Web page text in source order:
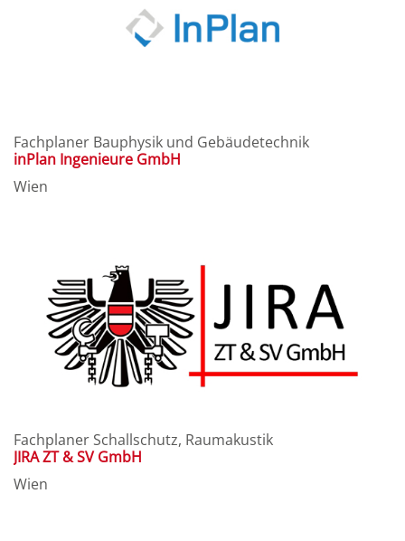
Fachplaner Bauphysik und Gebäudetechnik
inPlan Ingenieure GmbH
Wien
Fachplaner Schallschutz, Raumakustik
JIRA ZT & SV GmbH
Wien